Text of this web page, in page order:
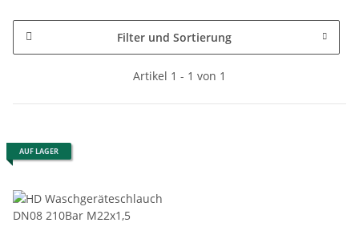
Filter und Sortierung
Artikel 1 - 1 von 1
AUF LAGER